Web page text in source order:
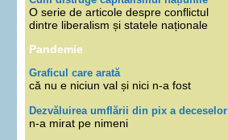
O serie de articole despre conflictul
dintre liberalism și statele naționale
Pandemie
Graficul care arată
că nu e niciun val și nici n-a fost
Dezvăluirea umflării din pix a deceselor
n-a mirat pe nimeni